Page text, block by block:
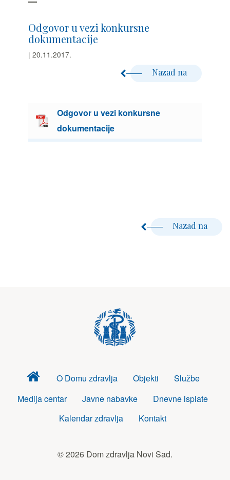
Odgovor u vezi konkursne
dokumentacije
| 20.11.2017.
Nazad na
Odgovor u vezi konkursne
dokumentacije
Nazad na
Dom
zdravlja
O Domu zdravlja Objekti
Službe
Medija centar
Javne nabavke
Dnevne isplate
Kalendar zdravlja
Kontakt
© 2026 Dom zdravlja Novi Sad.